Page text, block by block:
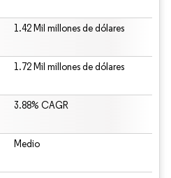
1.42 Mil millones de dólares
1.72 Mil millones de dólares
3.88% CAGR
Medio